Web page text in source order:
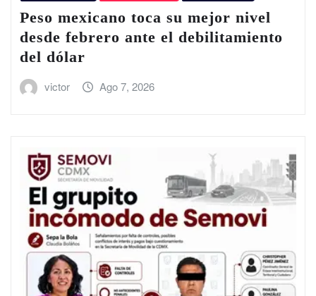
Peso mexicano toca su mejor nivel
desde febrero ante el debilitamiento
del dólar
victor Ago 7, 2026